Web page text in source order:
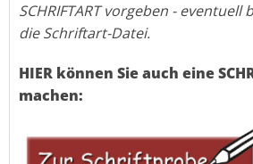
SCHRIFTART vorgeben -
die Schriftart-Datei.
HIER können Sie auch eine
machen: